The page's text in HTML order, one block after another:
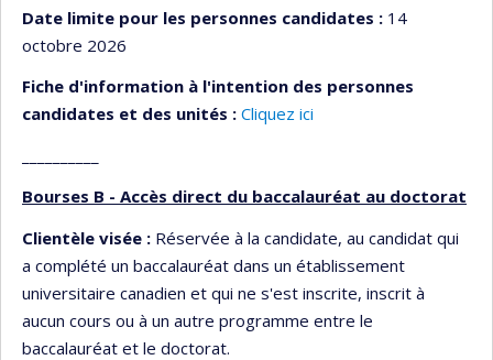
Date limite pour les personnes candidates : 14
octobre 2026
Fiche d'information à l'intention des personnes
candidates et des unités : Cliquez ici
Bourses B - Accès direct du baccalauréat au doctorat
Clientèle visée : Réservée à la candidate, au candidat qui
a complété un baccalauréat dans un établissement
universitaire canadien et qui ne s'est inscrite, inscrit à
aucun cours ou à un autre programme entre le
baccalauréat et le doctorat.